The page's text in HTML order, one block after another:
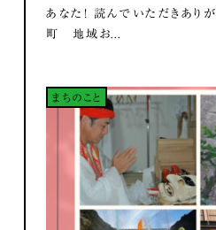
あなた！ 読んでいただきあり
町 地域お...
まちのこと